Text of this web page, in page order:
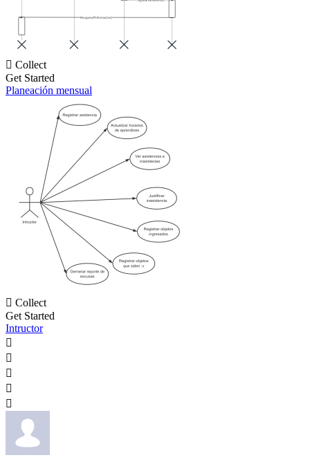
 Collect
Get Started
Planeación mensual
 Collect
Get Started
Intructor




